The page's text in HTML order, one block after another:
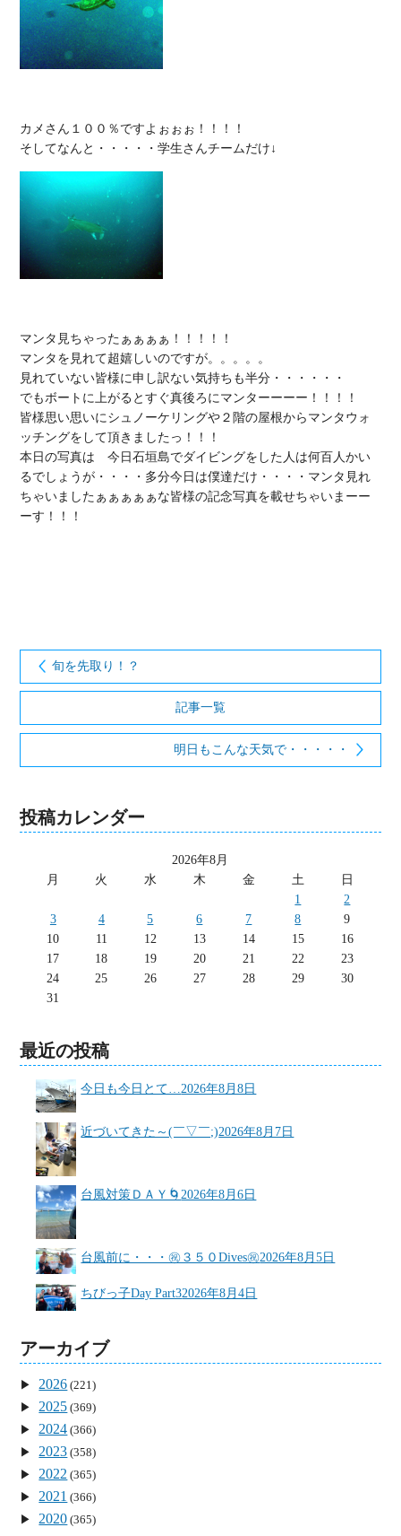
カメさん１００％ですよぉぉぉ！！！！
マンタ見ちゃったぁぁぁぁ！！！！！
マンタを見れて超嬉しいのですが。。。。。
見れていない皆様に申し訳ない気持ちも半分・・・・・・
でもボートに上がるとすぐ真後ろにマンターーーー！！！！
皆様思い思いにシュノーケリングや２階の屋根からマンタウォ
ッチングをして頂きましたっ！！！
本日の写真は　今日石垣島でダイビングをした人は何百人かい
るでしょうが・・・・多分今日は僕達だけ・・・・マンタ見れ
ちゃいましたぁぁぁぁぁな皆様の記念写真を載せちゃいまーー
ーす！！！
旬を先取り！？
記事一覧
明日もこんな天気で・・・・・
投稿カレンダー
2026年8月
月
火 水 木 金 土
日
1
2
3
4 5 6 7 8
9
10
11 12 13 14 15
16
17
18 19 20 21 22
23
24
25 26 27 28 29
30
31
最近の投稿
今日も今日とて… 2026年8月8日
近づいてきた～(￣▽￣;)2026年8月7日
台風対策ＤＡＹ🌀 2026年8月6日
台風前に・・・㊗３５０Dives㊗2026年8月5日
ちびっ子Day Part32026年8月4日
アーカイブ
2026 (221)
2025 (369)
2024 (366)
2023 (358)
2022 (365)
2021 (366)
2020 (365)